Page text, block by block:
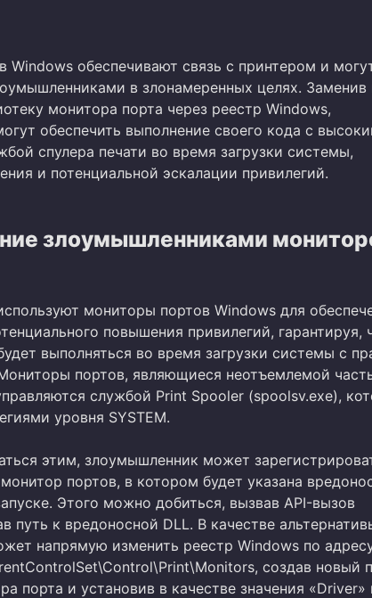
Windows обеспечивают связь с принтером и
в злонамеренных целях. Заменив
монитора порта через реестр Windows,
обеспечить выполнение своего кода с
спулера печати во время загрузки системы,
и потенциальной эскалации привилегий.
злоумышленниками
мониторы портов Windows для
повышения привилегий, гарантируя,
выполняться во время загрузки системы с
портов, являющиеся неотъемлемой
службой Print Spooler (spoolsv.exe),
уровня SYSTEM.
этим, злоумышленник может
портов, в котором будет указана
Этого можно добиться, вызвав API-вызов
путь к вредоносной DLL. В качестве
напрямую изменить реестр Windows по
создав новый
порта и установив в качестве значения «Driver»